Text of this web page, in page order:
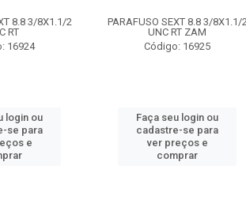
8.8 3/8X1.1/2
RT
16924
login ou
se para
e
PARAFUSO SEXT 8.8 3/8X1.1/
UNC RT ZAM
Código: 16925
Faça seu login ou
cadastre-se para
ver preços e
comprar